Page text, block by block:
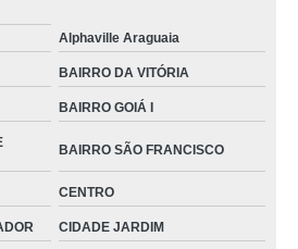
ST. CRIMÉIA OESTE
joelho VILA SANTA ISABEL
II
de joelho VILA MORAES
JD. CURITIBA I
Alphaville Araguaia
BAIRRO DA VITÓRIA
BAIRRO GOIÁ I
BAIRRO SÃO FRANCISCO
CENTRO
CIDADE JARDIM